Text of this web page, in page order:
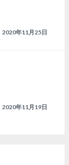
2020年11月25日
2020年11月19日